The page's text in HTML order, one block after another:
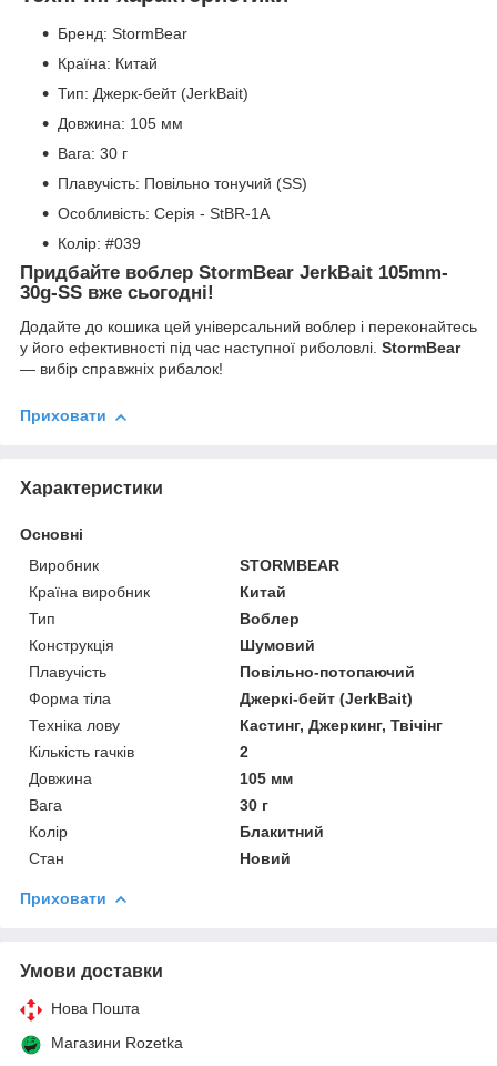
Бренд: StormBear
Країна: Китай
Тип: Джерк-бейт (JerkBait)
Довжина: 105 мм
Вага: 30 г
Плавучість: Повільно тонучий (SS)
Особливість: Серія - StBR-1A
Колір: #039
Придбайте воблер StormBear JerkBait 105mm-
30g-SS вже сьогодні!
Додайте до кошика цей універсальний воблер і переконайтесь
у його ефективності під час наступної риболовлі. StormBear
— вибір справжніх рибалок!
Приховати
Характеристики
Основні
Виробник
STORMBEAR
Країна виробник
Китай
Тип
Воблер
Конструкція
Шумовий
Плавучість
Повільно-потопаючий
Форма тіла
Джеркі-бейт (JerkBait)
Техніка лову
Кастинг, Джеркинг, Твічінг
Кількість гачків
2
Довжина
105 мм
Вага
30 г
Колір
Блакитний
Стан
Новий
Приховати
Умови доставки
Нова Пошта
Магазини Rozetka